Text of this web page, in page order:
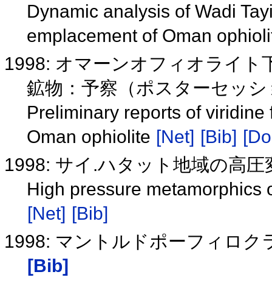
Dynamic analysis of Wadi
emplacement of Oman
1998: オマーンオフィオライト
鉱物：予察（ポスターセッ
Preliminary reports of
Oman ophiolite [Net] [Bib]
1998: サイ.ハタット地域の高
High pressure metamorphics
[Net] [Bib]
1998: マントルドポーフィロ
[Bib]